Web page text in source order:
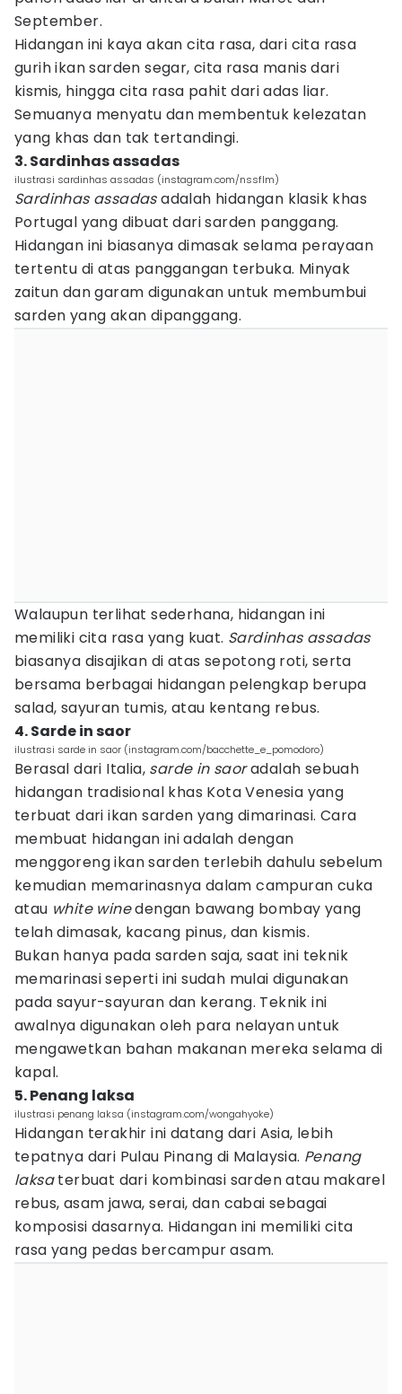
September.
Hidangan ini kaya akan cita rasa, dari cita rasa
gurih ikan sarden segar, cita rasa manis dari
kismis, hingga cita rasa pahit dari adas liar.
Semuanya menyatu dan membentuk kelezatan
yang khas dan tak tertandingi.
3. Sardinhas assadas
ilustrasi sardinhas assadas (instagram.com/nssflm)
Sardinhas assadasadalah hidangan klasik khas
Portugal yang dibuat dari sarden panggang.
Hidangan ini biasanya dimasak selama perayaan
tertentu di atas panggangan terbuka. Minyak
zaitun dan garam digunakan untuk membumbui
sarden yang akan dipanggang.
Walaupun terlihat sederhana, hidangan ini
memiliki cita rasa yang kuat. Sardinhas assadas
biasanya disajikan di atas sepotong roti, serta
bersama berbagai hidangan pelengkap berupa
salad, sayuran tumis, atau kentang rebus.
4. Sarde in saor
ilustrasi sarde in saor (instagram.com/bacchette_e_pomodoro)
Berasal dari Italia, sarde in saoradalah sebuah
hidangan tradisional khas Kota Venesia yang
terbuat dari ikan sarden yang dimarinasi. Cara
membuat hidangan ini adalah dengan
menggoreng ikan sarden terlebih dahulu sebelum
kemudian memarinasnya dalam campuran cuka
atau white winedengan bawang bombay yang
telah dimasak, kacang pinus, dan kismis.
Bukan hanya pada sarden saja, saat ini teknik
memarinasi seperti ini sudah mulai digunakan
pada sayur-sayuran dan kerang. Teknik ini
awalnya digunakan oleh para nelayan untuk
mengawetkan bahan makanan mereka selama di
kapal.
5. Penang laksa
ilustrasi penang laksa (instagram.com/wongahyoke)
Hidangan terakhir ini datang dari Asia, lebih
tepatnya dari Pulau Pinang di Malaysia. Penang
laksaterbuat dari kombinasi sarden atau makarel
rebus, asam jawa, serai, dan cabai sebagai
komposisi dasarnya. Hidangan ini memiliki cita
rasa yang pedas bercampur asam.